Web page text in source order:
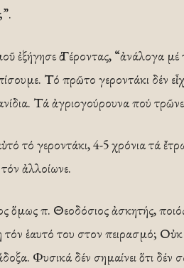
ἐξήγησε ὁ Γέροντας, “ἀνάλογα
Τό πρῶτο γεροντάκι δέν
Τά ἀγριογούρουνα πού
τό γεροντάκι, 4-5 χρόνια τά
ἀλλοίωνε.
ὅμως π. Θεοδόσιος ἀσκητής,
ἑαυτό του στον πειρασμό; Οὐκ
Φυσικά δέν σημαίνει ὅτι